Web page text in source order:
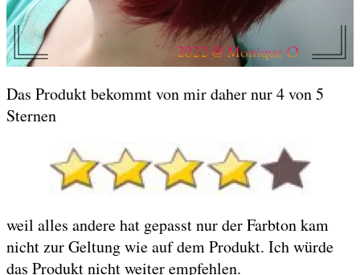
Das Produkt bekommt von mir daher nur 4 von 5
Sternen
weil alles andere hat gepasst nur der Farbton kam
nicht zur Geltung wie auf dem Produkt. Ich würde
das Produkt nicht weiter empfehlen.